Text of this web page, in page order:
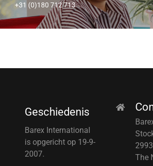
+31 (0)180 712 713
Geschiedenis
Barex International
is opgericht op 19-9-
2007.
The